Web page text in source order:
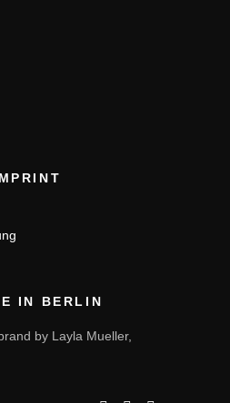
IN BERLIN
by Layla Mueller,